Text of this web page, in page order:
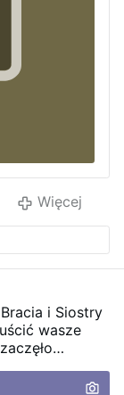
Więcej
i Siostry
wasze
sam